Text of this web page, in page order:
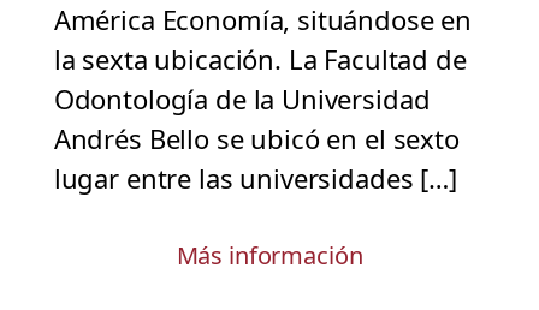
América Economía, situándose en
la sexta ubicación. La Facultad de
Odontología de la Universidad
Andrés Bello se ubicó en el sexto
lugar entre las universidades […]
Más información